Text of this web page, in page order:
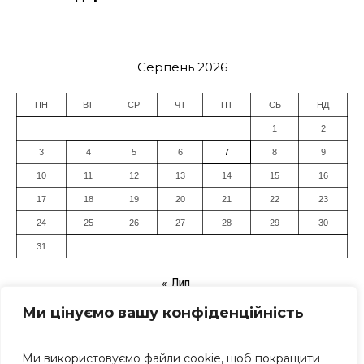
Ми цінуємо вашу конфіденційність
Ми використовуємо файли cookie, щоб покращити
Серпень 2026
ПН ВТ СР ЧТ ПТ СБ НД
1 2
3 4 5 6 7 8 9
10 11 12 13 14 15 16
17 18 19 20 21 22 23
24 25 26 27 28 29 30
31
« Лип